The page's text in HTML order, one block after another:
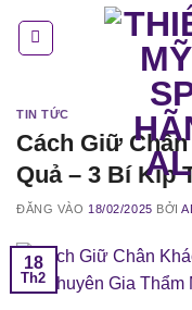
TIN TỨC
Cách Giữ
Quả – 3 Bí Kíp
ĐĂNG VÀO 18/02/2025 BỞI
18
Th2